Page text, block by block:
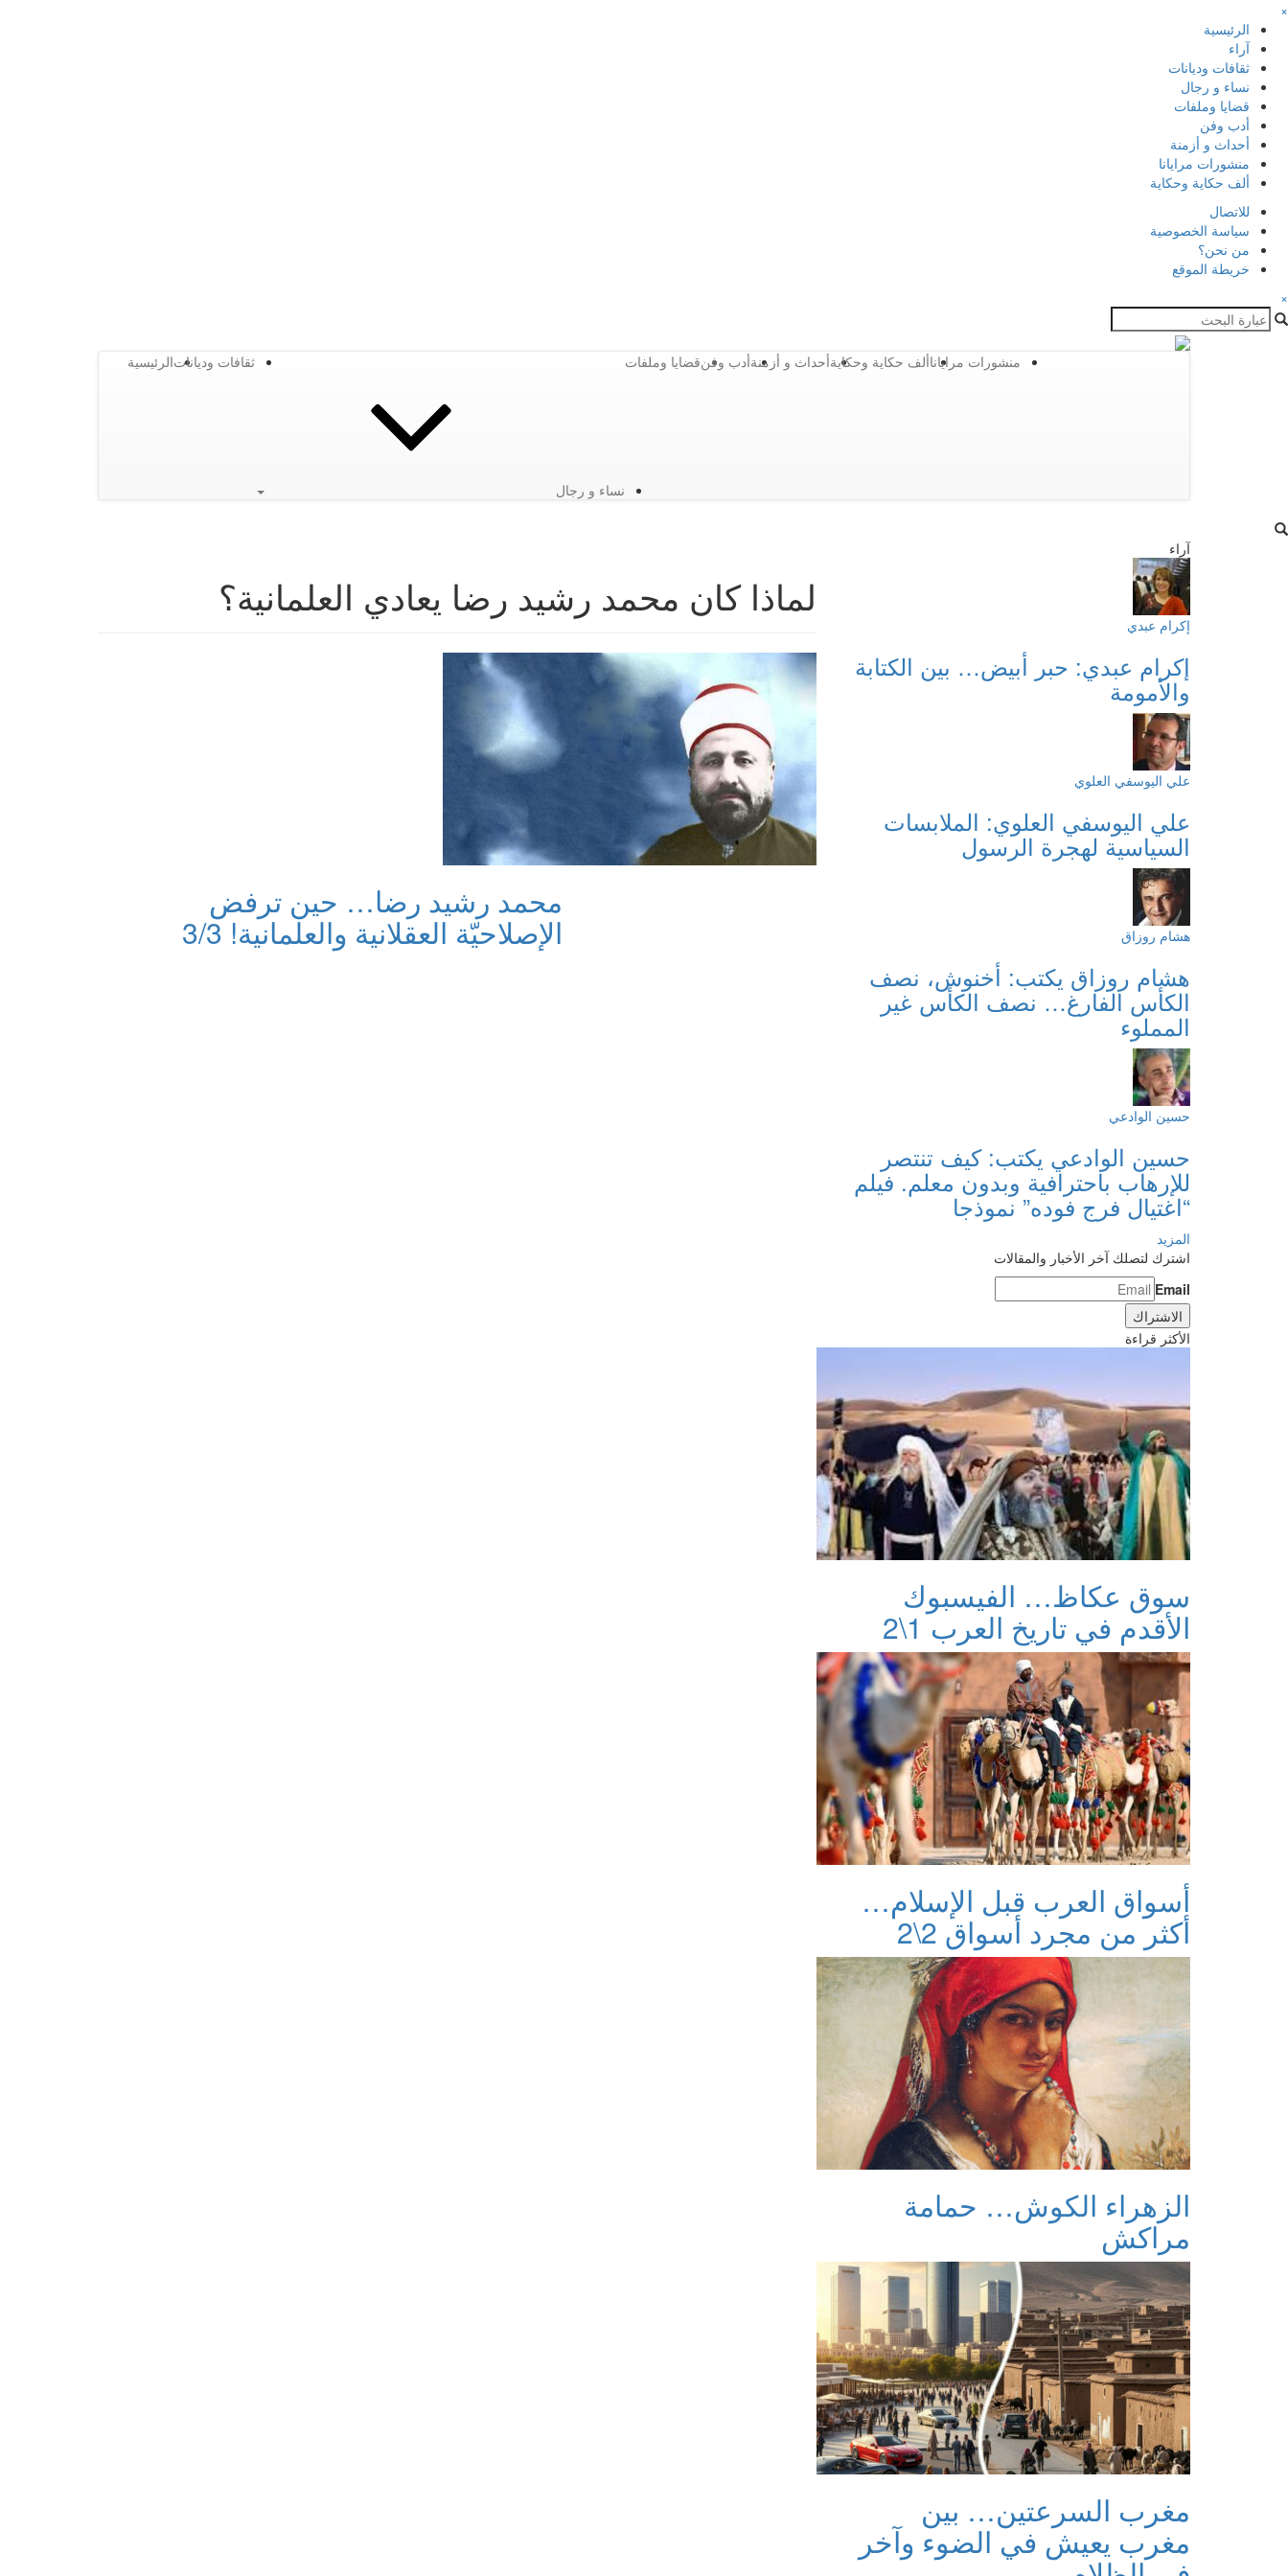
×
الرئيسية
آراء
ثقافات وديانات
نساء و رجال
قضايا وملفات
أدب وفن
أحداث و أزمنة
منشورات مرايانا
ألف حكاية وحكاية
للاتصال
سياسة الخصوصية
من نحن؟
خريطة الموقع
×
الرئيسيةثقافات وديانات
نساء و رجال
قضايا وملفاتأدب وفنأحداث و أزمنةألف حكاية وحكايةمنشورات مرايانا
لماذا كان محمد رشيد رضا يعادي العلمانية؟
محمد رشيد رضا… حين ترفض
الإصلاحيّة العقلانية والعلمانية! 3/3
آراء
إكرام عبدي
إكرام عبدي: حبر أبيض… بين الكتابة
والأمومة
علي اليوسفي العلوي
علي اليوسفي العلوي: الملابسات
السياسية لهجرة الرسول
هشام روزاق
هشام روزاق يكتب: أخنوش، نصف
الكأس الفارغ… نصف الكأس غير
المملوء
حسين الوادعي
حسين الوادعي يكتب: كيف تنتصر
للإرهاب باحترافية وبدون معلم. فيلم
“اغتيال فرج فوده” نموذجا
المزيد
اشترك لتصلك آخر الأخبار والمقالات
Email
الأكثر قراءة
سوق عكاظ… الفيسبوك
الأقدم في تاريخ العرب 1\2
أسواق العرب قبل الإسلام…
أكثر من مجرد أسواق 2\2
الزهراء الكوش… حمامة
مراكش
مغرب السرعتين… بين
مغرب يعيش في الضوء وآخر